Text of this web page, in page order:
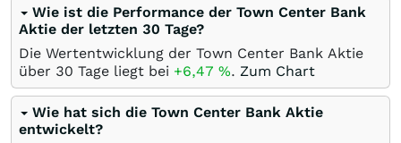
Wie ist die Performance der Town Center Bank
Aktie der letzten 30 Tage?
Die Wertentwicklung der Town Center Bank Aktie
über 30 Tage liegt bei +6,47 %. Zum Chart
Wie hat sich die Town Center Bank Aktie
entwickelt?